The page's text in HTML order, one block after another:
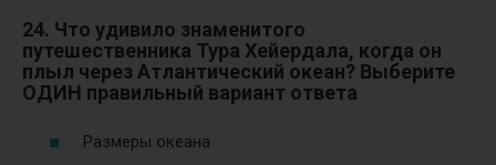
24. Что удивило знаменитого
путешественника Тура Хейердала, когда он
плыл через Атлантический океан? Выберите
ОДИН правильный вариант ответа
Размеры океана